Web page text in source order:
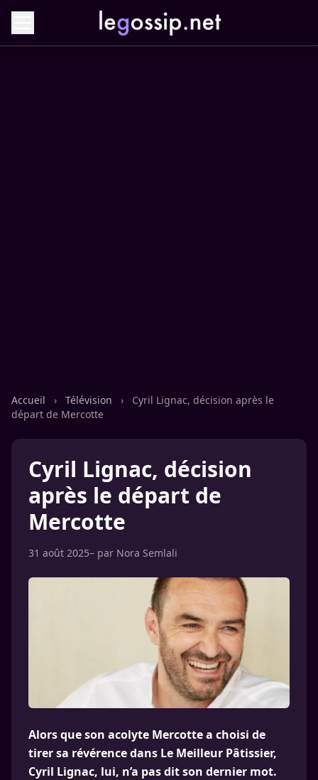
Accueil › Télévision ›
Cyril Lignac, décision après le
départ de Mercotte
Cyril Lignac, décision
après le départ de
Mercotte
31 août 2025– par Nora Semlali
Alors que son acolyte Mercotte a choisi de
tirer sa révérence dans Le Meilleur Pâtissier,
Cyril Lignac, lui, n’a pas dit son dernier mot.